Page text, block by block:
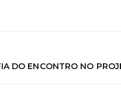
DO ENCONTRO NO